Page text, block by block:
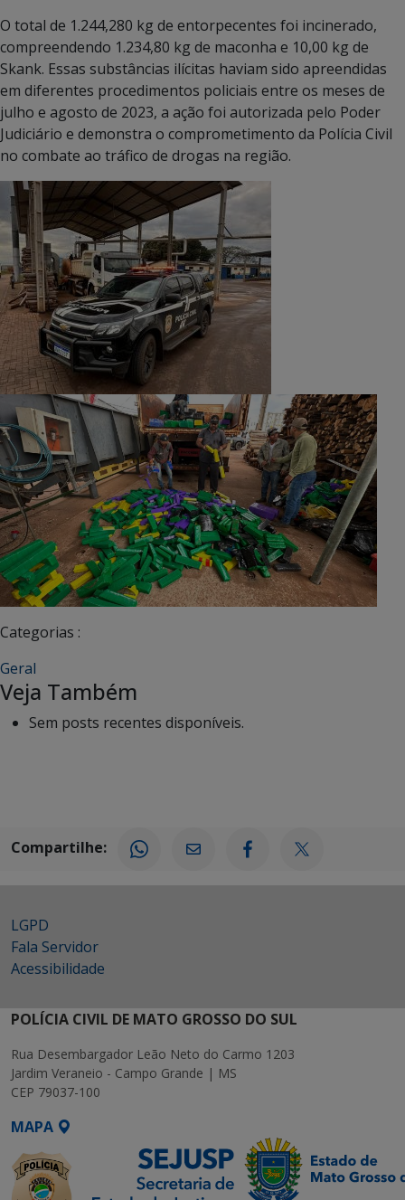
O total de 1.244,280 kg de entorpecentes foi incinerado,
compreendendo 1.234,80 kg de maconha e 10,00 kg de
Skank. Essas substâncias ilícitas haviam sido apreendidas
em diferentes procedimentos policiais entre os meses de
julho e agosto de 2023, a ação foi autorizada pelo Poder
Judiciário e demonstra o comprometimento da Polícia Civil
no combate ao tráfico de drogas na região.
Categorias :
Geral
Veja Também
Sem posts recentes disponíveis.
Compartilhe:
LGPD
Fala Servidor
Acessibilidade
POLÍCIA CIVIL DE MATO GROSSO DO SUL
Rua Desembargador Leão Neto do Carmo 1203
Jardim Veraneio - Campo Grande | MS
CEP 79037-100
MAPA